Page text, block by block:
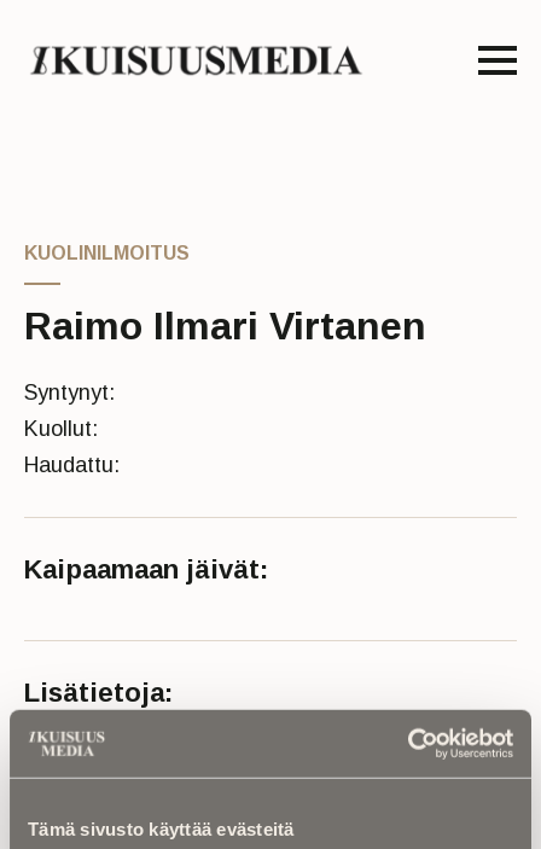
Tämä sivusto käyttää evästeitä
KUOLINILMOITUS
Raimo Ilmari Virtanen
Syntynyt:
Kuollut:
Haudattu:
Kaipaamaan jäivät:
Lisätietoja:
Ikä: 81 vuotta
Lähde: Rovaniemen seurakunta